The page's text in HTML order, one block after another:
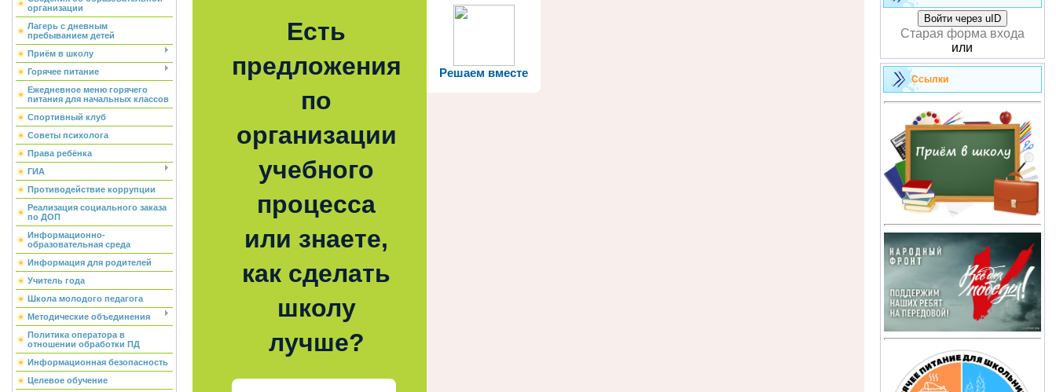
организации
Лагерь с дневным
пребыванием детей
Приём в школу
Горячее питание
Ежедневное меню горячего
питания для начальных классов
Спортивный клуб
Советы психолога
Права ребёнка
ГИА
Противодействие коррупции
Реализация социального заказа
по ДОП
Информационно-
образовательная среда
Информация для родителей
Учитель года
Школа молодого педагога
Методические объединения
Политика оператора в
отношении обработки ПД
Информационная безопасность
Целевое обучение
Решаем вместе
Есть
предложения
по
организации
учебного
процесса
или знаете,
как сделать
школу
лучше?
Войти через uID
Старая форма входа
или
Ссылки